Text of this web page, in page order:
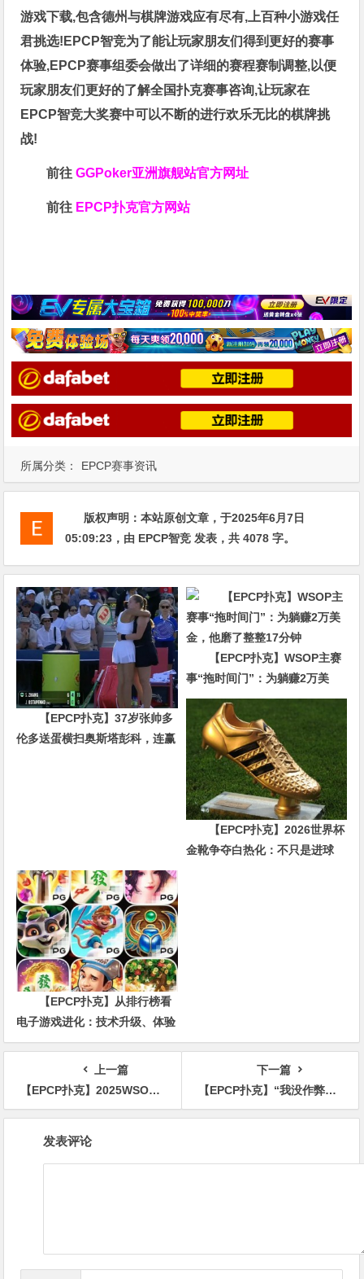
所属分类： EPCP赛事资讯
游戏下载,包含德州与棋牌游戏应有尽有,上百种小游戏任
君挑选!EPCP智竞为了能让玩家朋友们得到更好的赛事
体验,EPCP赛事组委会做出了详细的赛程赛制调整,以便
玩家朋友们更好的了解全国扑克赛事咨询,让玩家在
EPCP智竞大奖赛中可以不断的进行欢乐无比的棋牌挑
战!
前往GGPoker亚洲旗舰站官方网址
前往 EPCP扑克官方网站
版权声明：本站原创文章，于2025年6月7日
05:09:23 ，由 EPCP智竞 发表，共 4078 字。
【EPCP扑克】37岁张帅多
伦多送蛋横扫奥斯塔彭科，连赢
【EPCP扑克】WSOP主赛
事“拖时间门”：为躺赚2万美
金，他磨了整整17分钟
【EPCP扑克】2026世界杯
金靴争夺白热化：不只是进球
【EPCP扑克】从排行榜看
电子游戏进化：技术升级、体验
创新与未来趋势
上一篇
【EPCP扑克】2025WSOP | 赛事12朱跃奇、翁君有望冲击国人第一金，赛事1 Wesley第六、Yu Huang第四
下一篇
【EPCP扑克】“我没作弊，更没特权！”丹牛怒怼黑粉，WSOP爆发手机违规争议！
发表评论